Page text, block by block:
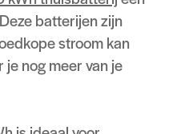
batterijen zijn
stroom kan
nog meer van je